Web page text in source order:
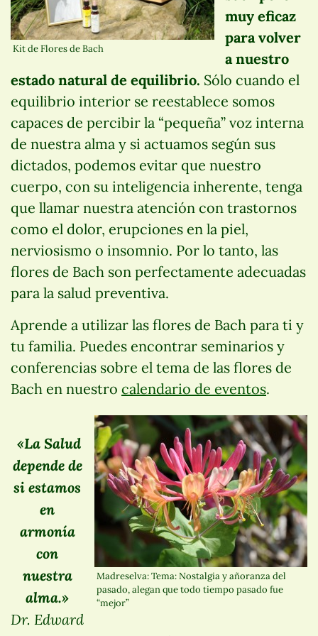
Kit de Flores de Bach
muy eficaz
para volver
a nuestro
estado natural de equilibrio. Sólo cuando el
equilibrio interior se reestablece somos
capaces de percibir la “pequeña” voz interna
de nuestra alma y si actuamos según sus
dictados, podemos evitar que nuestro
cuerpo, con su inteligencia inherente, tenga
que llamar nuestra atención con trastornos
como el dolor, erupciones en la piel,
nerviosismo o insomnio. Por lo tanto, las
flores de Bach son perfectamente adecuadas
para la salud preventiva.
Aprende a utilizar las flores de Bach para ti y
tu familia. Puedes encontrar seminarios y
conferencias sobre el tema de las flores de
Bach en nuestro calendario de eventos.
Madreselva: Tema: Nostalgia y añoranza del
pasado, alegan que todo tiempo pasado fue
“mejor”
«La Salud
depende de
si estamos
en
armonía
con
nuestra
alma.»
Dr. Edward